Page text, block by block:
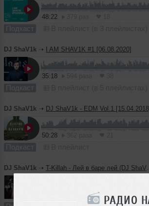
РАДИО
48:22
Подкаст
DJ ShaV1k ➝ I AM SHAV1K #1 [06.08.2020]
35:18
Подкаст
DJ ShaV1k ➝ DJ ShaV1k - EDM Vol.1
50:28
Подкаст
DJ ShaV1k ➝ T-Killah - Лей в баре лей (DJ ShaV1k Remix)
554 раза 64